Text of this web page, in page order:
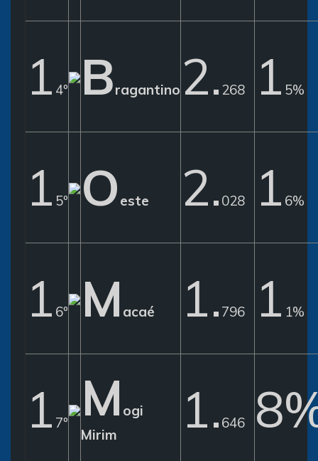
1 4º Bragantino 2. 268 1 5%
1 5º O este 2. 028 1 6%
1 6º M acaé 1. 796 1 1%
1 7º M ogi
Mirim
1. 646